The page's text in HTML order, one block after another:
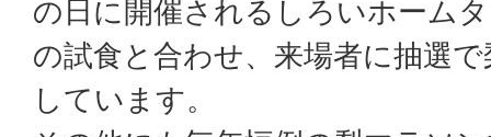
の日に開催されるしろいホーム
の試食と合わせ、来場者に抽選
しています。